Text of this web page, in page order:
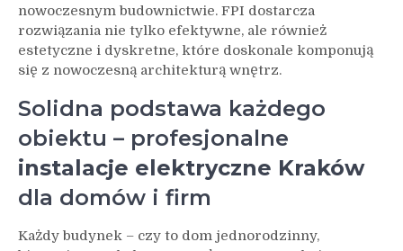
nowoczesnym budownictwie. FPI dostarcza
rozwiązania nie tylko efektywne, ale również
estetyczne i dyskretne, które doskonale komponują
się z nowoczesną architekturą wnętrz.
Solidna podstawa każdego
obiektu – profesjonalne
instalacje elektryczne Kraków
dla domów i firm
Każdy budynek – czy to dom jednorodzinny,